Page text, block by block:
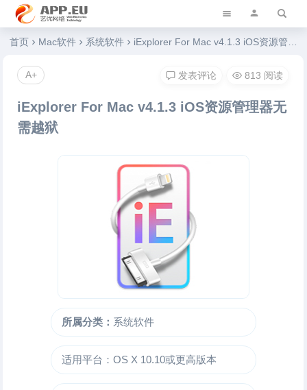
艺优软件乐园
首页 Mac软件 系统软件 iExplorer For Mac v4.1.3 iOS资源管理器无需越狱
iExplorer For Mac v4.1.3 iOS资源管理器无
需越狱
所属分类： 系统软件
适用平台：OS X 10.10或更高版本
发表评论 813 阅读
A+